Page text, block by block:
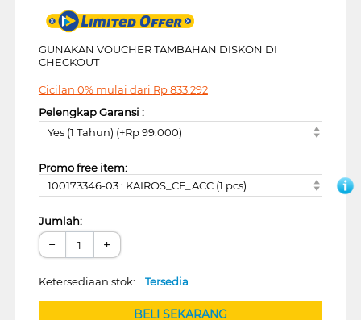
GUNAKAN VOUCHER TAMBAHAN DISKON DI
CHECKOUT
Cicilan 0% mulai dari Rp833.292
Pelengkap Garansi :
Yes (1 Tahun) (+Rp 99.000)
Promo free item:
100173346-03 : KAIROS_CF_ACC (1 pcs)
Jumlah:
− +
Ketersediaan stok: Tersedia
BELI SEKARANG